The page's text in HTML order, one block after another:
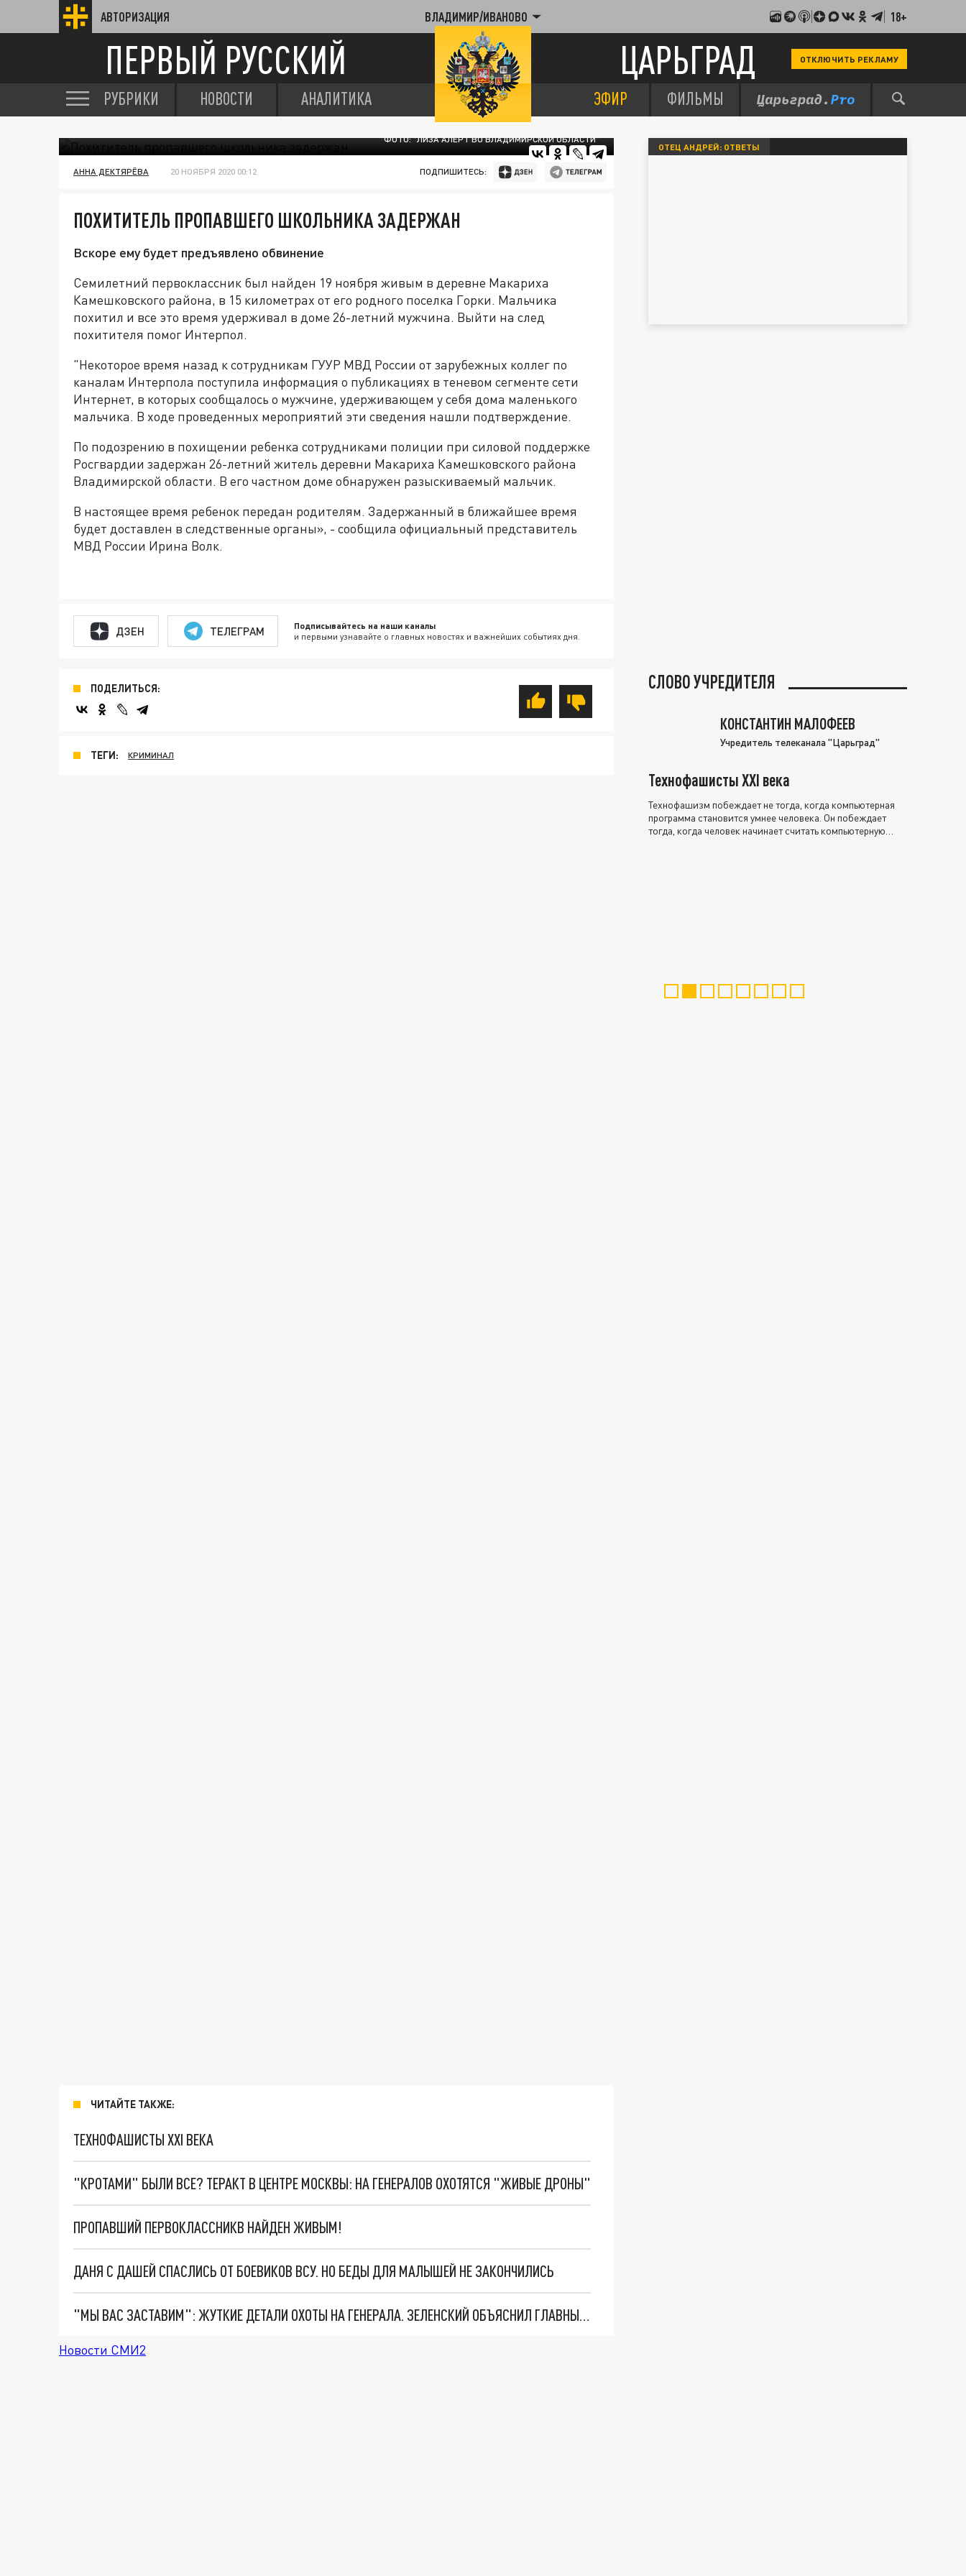
АВТОРИЗАЦИЯ ВЛАДИМИР/ИВАНОВО 18+
ПЕРВЫЙ РУССКИЙ ЦАРЬГРАД ОТКЛЮЧИТЬ РЕКЛАМУ
РУБРИКИ НОВОСТИ АНАЛИТИКА ЭФИР ФИЛЬМЫ
ФОТО: "ЛИЗА АЛЕРТ ВО ВЛАДИМИРСКОЙ ОБЛАСТИ"
АННА ДЕКТЯРЁВА 20 НОЯБРЯ 2020 00:12 ПОДПИШИТЕСЬ:
ПОХИТИТЕЛЬ ПРОПАВШЕГО ШКОЛЬНИКА ЗАДЕРЖАН
Вскоре ему будет предъявлено обвинение
Семилетний первоклассник был найден 19 ноября живым в деревне Макариха
Камешковского района, в 15 километрах от его родного поселка Горки. Мальчика
похитил и все это время удерживал в доме 26-летний мужчина. Выйти на след
похитителя помог Интерпол.
"Некоторое время назад к сотрудникам ГУУР МВД России от зарубежных коллег по
каналам Интерпола поступила информация о публикациях в теневом сегменте сети
Интернет, в которых сообщалось о мужчине, удерживающем у себя дома маленького
мальчика. В ходе проведенных мероприятий эти сведения нашли подтверждение.
По подозрению в похищении ребенка сотрудниками полиции при силовой поддержке
Росгвардии задержан 26-летний житель деревни Макариха Камешковского района
Владимирской области. В его частном доме обнаружен разыскиваемый мальчик.
В настоящее время ребенок передан родителям. Задержанный в ближайшее время
будет доставлен в следственные органы», - сообщила официальный представитель
МВД России Ирина Волк.
ДЗЕН ТЕЛЕГРАМ Подписывайтесь на наши каналы
и первыми узнавайте о главных новостях и важнейших событиях дня.
ПОДЕЛИТЬСЯ:
ТЕГИ: КРИМИНАЛ
ЧИТАЙТЕ ТАКЖЕ:
ТЕХНОФАШИСТЫ XXI ВЕКА
"КРОТАМИ" БЫЛИ ВСЕ? ТЕРАКТ В ЦЕНТРЕ МОСКВЫ: НА ГЕНЕРАЛОВ ОХОТЯТСЯ "ЖИВЫЕ ДРОНЫ"
ПРОПАВШИЙ ПЕРВОКЛАССНИКВ НАЙДЕН ЖИВЫМ!
ДАНЯ С ДАШЕЙ СПАСЛИСЬ ОТ БОЕВИКОВ ВСУ. НО БЕДЫ ДЛЯ МАЛЫШЕЙ НЕ ЗАКОНЧИЛИСЬ
"МЫ ВАС ЗАСТАВИМ": ЖУТКИЕ ДЕТАЛИ ОХОТЫ НА ГЕНЕРАЛА. ЗЕЛЕНСКИЙ ОБЪЯСНИЛ ГЛАВНЫЙ СМЫСЛ ТЕРАКТА В ЦЕНТРЕ МОСКВЫ
Новости СМИ2
ОТЕЦ АНДРЕЙ: ОТВЕТЫ
СЛОВО УЧРЕДИТЕЛЯ
КОНСТАНТИН МАЛОФЕЕВ
Учредитель телеканала "Царьград"
Технофашисты XXI века
Технофашизм побеждает не тогда, когда компьютерная
программа становится умнее человека. Он побеждает
тогда, когда человек начинает считать компьютерную